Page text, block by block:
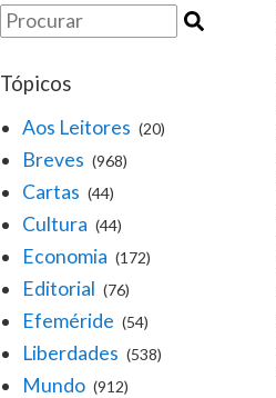
Tópicos
Aos Leitores (20)
Breves (968)
Cartas (44)
Cultura (44)
Economia (172)
Editorial (76)
Efeméride (54)
Liberdades (538)
Mundo (912)